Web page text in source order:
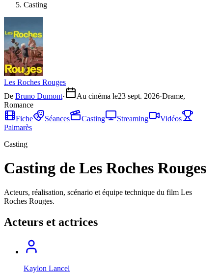
Casting
Les Roches Rouges
De Bruno Dumont· Au cinéma le23 sept. 2026·Drame,
Romance
Fiche
Séances Casting Streaming
Vidéos
Palmarès
Casting
Casting de Les Roches Rouges
Acteurs, réalisation, scénario et équipe technique du film Les
Roches Rouges.
Acteurs et actrices
Kaylon Lancel